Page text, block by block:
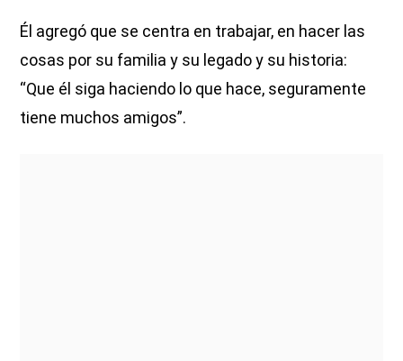
Él agregó que se centra en trabajar, en hacer las
cosas por su familia y su legado y su historia:
“Que él siga haciendo lo que hace, seguramente
tiene muchos amigos”.